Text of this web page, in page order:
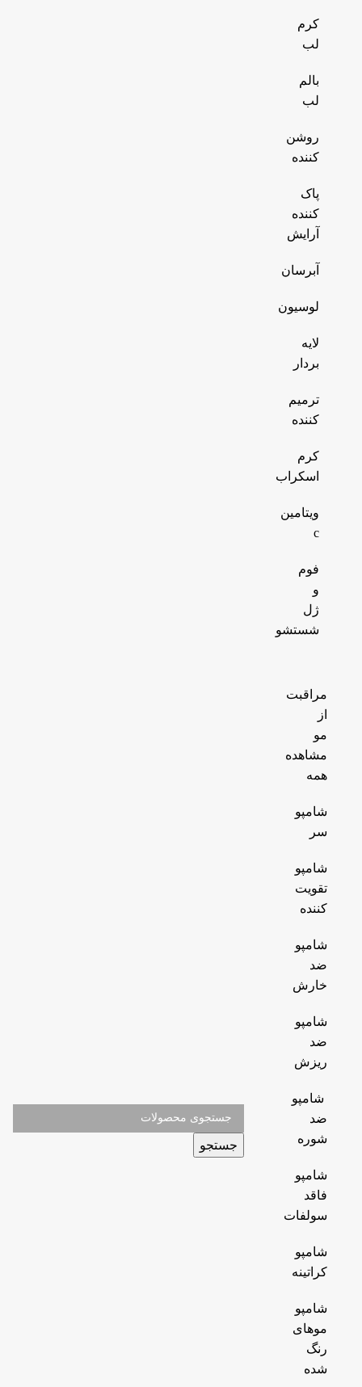
کرم
لب
بالم
لب
روشن
کننده
پاک
کننده
آرایش
آبرسان
لوسیون
لایه
بردار
ترمیم
کننده
کرم
اسکراب
ویتامین
c
فوم
و
ژل
شستشو
مراقبت
از
مو
مشاهده
همه
شامپو
سر
شامپو
تقویت
کننده
شامپو
ضد
خارش
شامپو
ضد
ریزش
شامپو
ضد
شوره
شامپو
فاقد
سولفات
شامپو
کراتینه
شامپو
موهای
رنگ
شده
جستجو